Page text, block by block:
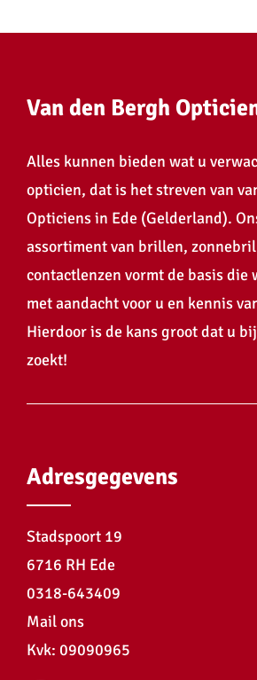
Van den Bergh
Alles kunnen bieden wat u
opticien, dat is het streven van
Opticiens in Ede (Gelderland).
assortiment van brillen,
contactlenzen vormt de basis die
met aandacht voor u en kennis
Hierdoor is de kans groot dat u
zoekt!
Adresgegevens
Stadspoort 19
6716 RH Ede
0318-643409
Mail ons
Kvk: 09090965